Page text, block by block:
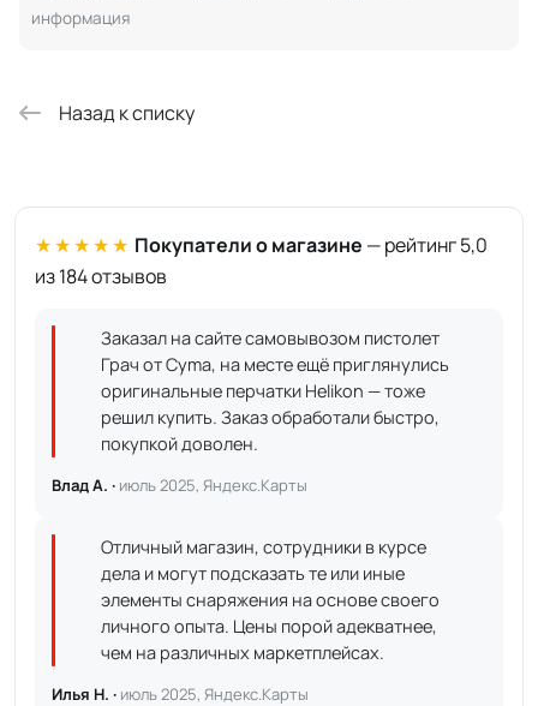
информация
Назад к списку
★★★★★ Покупатели о магазине — рейтинг 5,0
из 184 отзывов
Заказал на сайте самовывозом пистолет
Грач от Cyma, на месте ещё приглянулись
оригинальные перчатки Helikon — тоже
решил купить. Заказ обработали быстро,
покупкой доволен.
Влад А. · июль 2025, Яндекс.Карты
Отличный магазин, сотрудники в курсе
дела и могут подсказать те или иные
элементы снаряжения на основе своего
личного опыта. Цены порой адекватнее,
чем на различных маркетплейсах.
Илья Н. · июль 2025, Яндекс.Карты